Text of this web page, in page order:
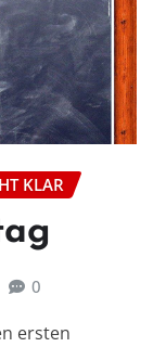
KLAR
0
ersten